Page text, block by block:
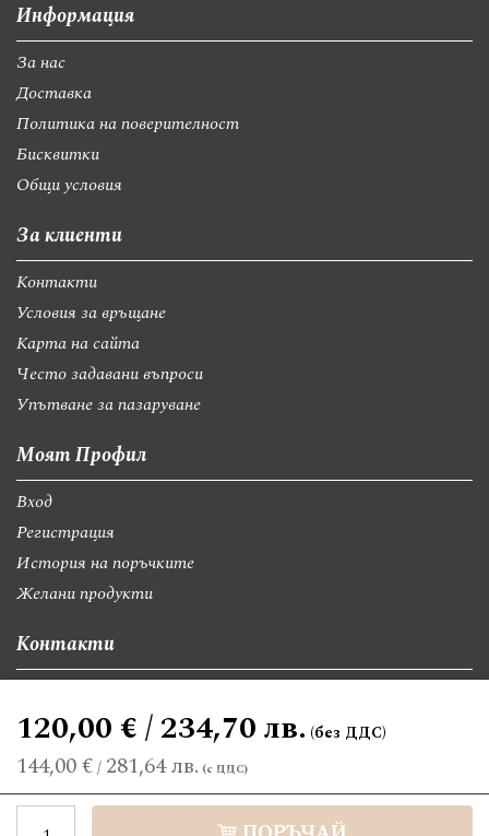
144,00 €/ 281,64 лв.
120,00 € / 234,70 лв.
Информация
За нас
Доставка
Политика на поверителност
Бисквитки
Общи условия
За клиенти
Контакти
Условия за връщане
Карта на сайта
Често задавани въпроси
Упътване за пазаруване
Моят Профил
Вход
Регистрация
История на поръчките
Желани продукти
Контакти
giftsbgnet@gmail.com
+359 89 9528300
+359 89 8580494
©2026 giftsbg.net. Всички права запазени.